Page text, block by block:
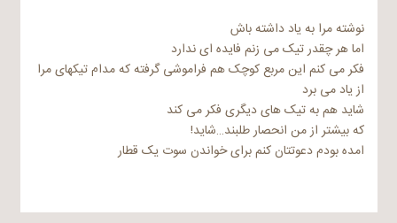
نوشته مرا به یاد داشته باش
اما هر چقدر تیک می زنم فایده ای ندارد
فکر می کنم این مربع کوچک هم فراموشی گرفته که مدام تیکهای مرا
از یاد می برد
شاید هم به تیک های دیگری فکر می کند
که بیشتر از من انحصار طلبند…شاید!
امده بودم دعوتتان کنم برای خواندن سوت یک قطار